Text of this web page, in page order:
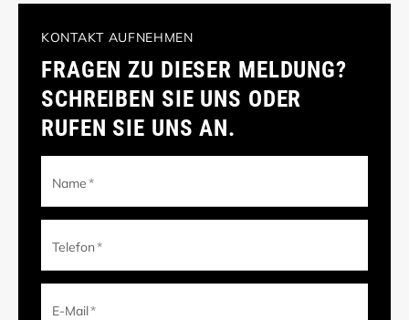
KONTAKT AUFNEHMEN
FRAGEN ZU DIESER MELDUNG?
SCHREIBEN SIE UNS ODER
RUFEN SIE UNS AN.
Name*
Telefon*
E-Mail*